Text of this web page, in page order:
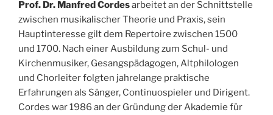
Prof. Dr. Manfred Cordesarbeitet an der Schnittstelle
zwischen musikalischer Theorie und Praxis, sein
Hauptinteresse gilt dem Repertoire zwischen 1500
und 1700. Nach einer Ausbildung zum Schul- und
Kirchenmusiker, Gesangspädagogen, Altphilologen
und Chorleiter folgten jahrelange praktische
Erfahrungen als Sänger, Continuospieler und Dirigent.
Cordes war 1986 an der Gründung der Akademie für